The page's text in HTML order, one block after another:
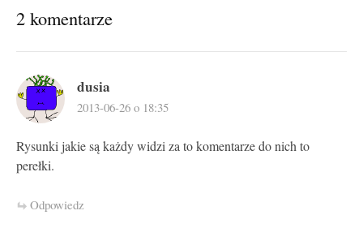
2 komentarze
dusia
2013-06-26 o 18:35
Rysunki jakie są każdy widzi za to komentarze do nich to
perełki.
Odpowiedz